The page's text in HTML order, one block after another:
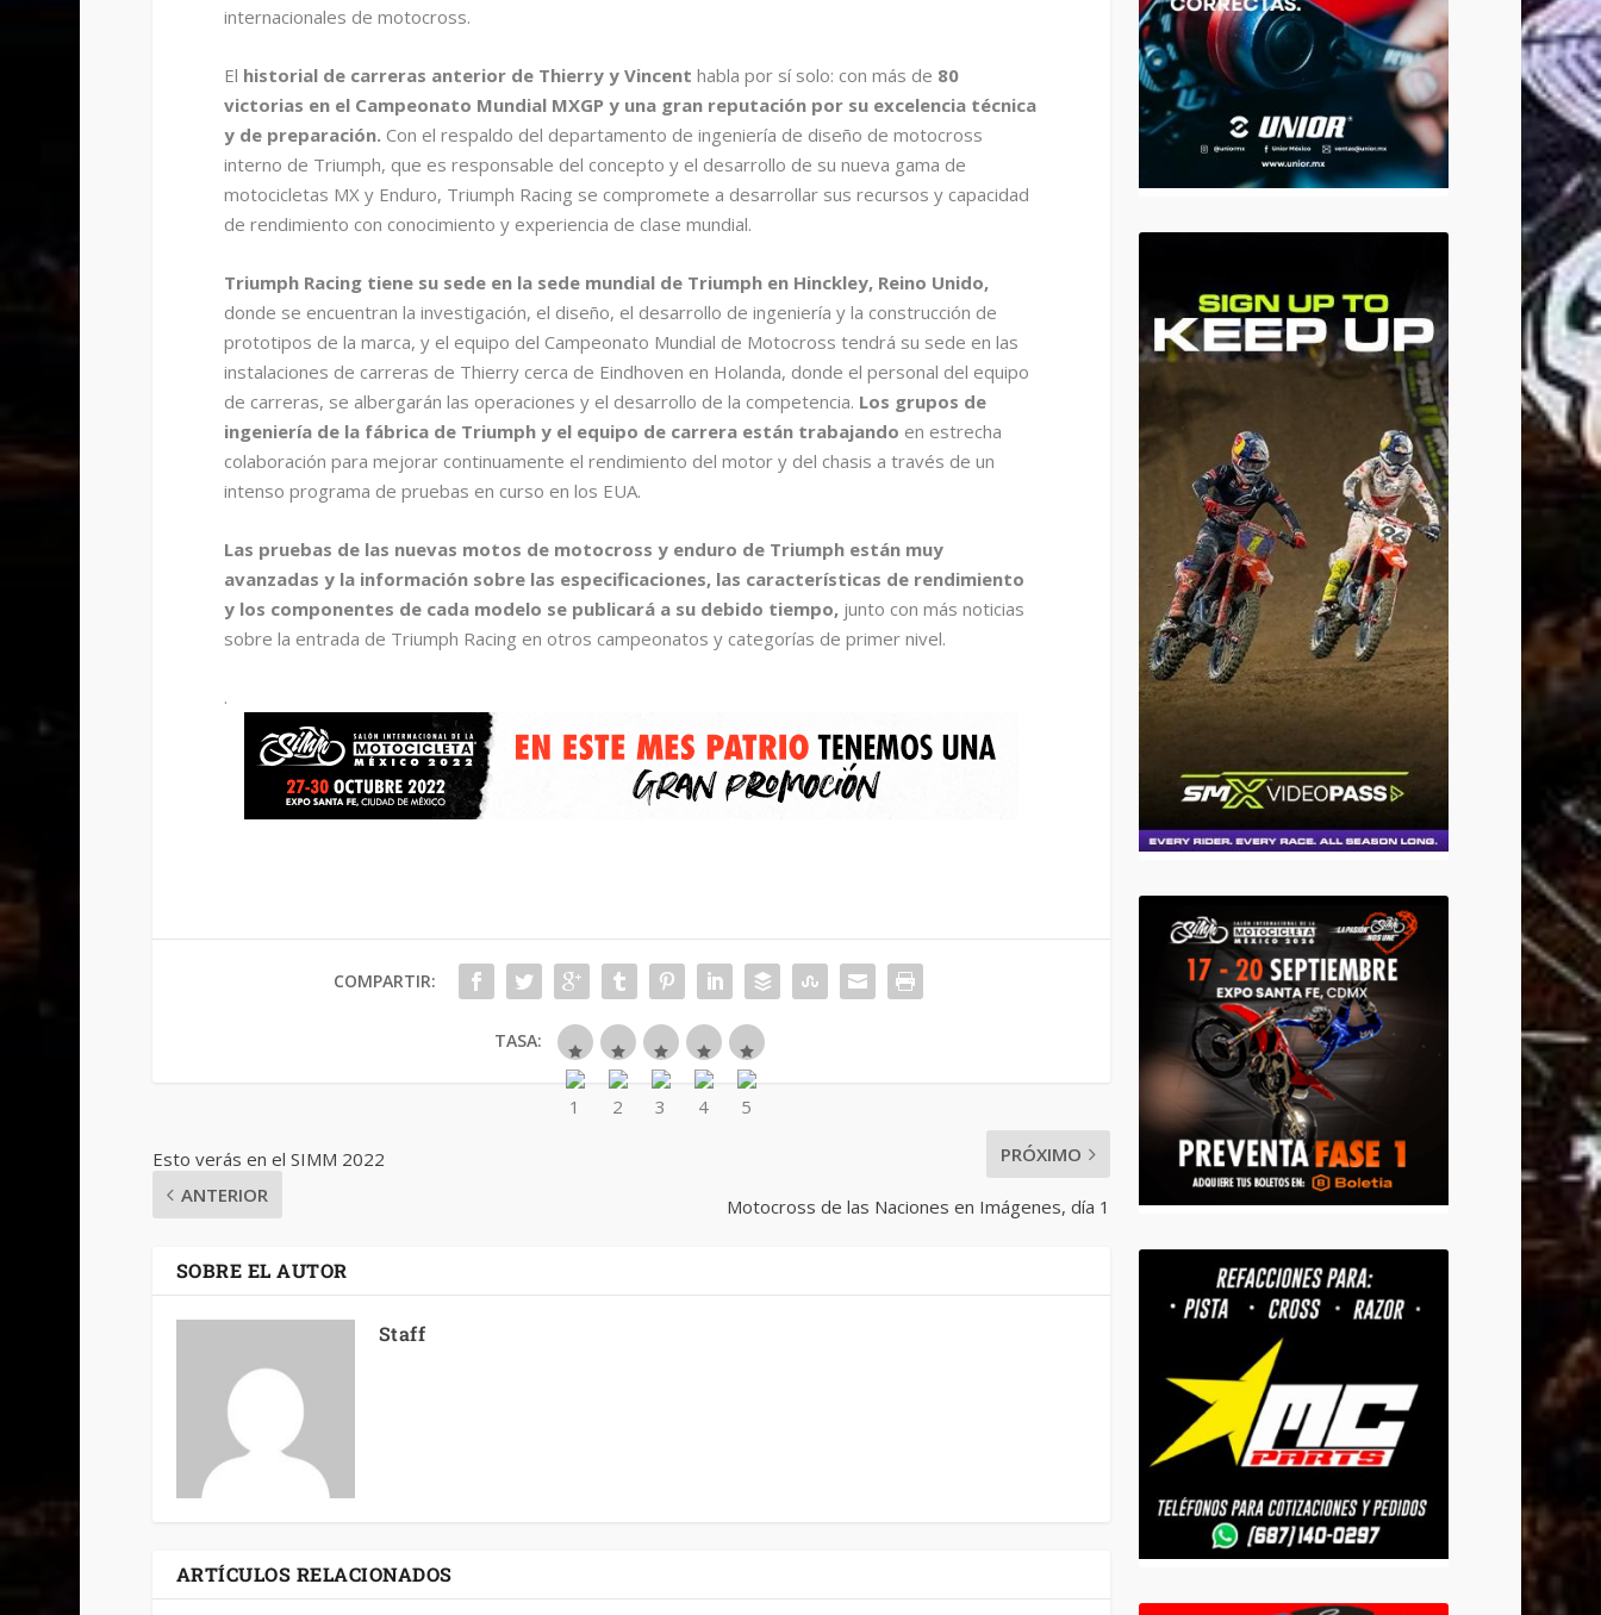
internacionales de motocross.
El historial de carreras anterior de Thierry y Vincent habla por sí solo: con más de 80
victorias en el Campeonato Mundial MXGP y una gran reputación por su excelencia técnica
y de preparación. Con el respaldo del departamento de ingeniería de diseño de motocross
interno de Triumph, que es responsable del concepto y el desarrollo de su nueva gama de
motocicletas MX y Enduro, Triumph Racing se compromete a desarrollar sus recursos y capacidad
de rendimiento con conocimiento y experiencia de clase mundial.
Triumph Racing tiene su sede en la sede mundial de Triumph en Hinckley, Reino Unido,
donde se encuentran la investigación, el diseño, el desarrollo de ingeniería y la construcción de
prototipos de la marca, y el equipo del Campeonato Mundial de Motocross tendrá su sede en las
instalaciones de carreras de Thierry cerca de Eindhoven en Holanda, donde el personal del equipo
de carreras, se albergarán las operaciones y el desarrollo de la competencia. Los grupos de
ingeniería de la fábrica de Triumph y el equipo de carrera están trabajando en estrecha
colaboración para mejorar continuamente el rendimiento del motor y del chasis a través de un
intenso programa de pruebas en curso en los EUA.
Las pruebas de las nuevas motos de motocross y enduro de Triumph están muy
avanzadas y la información sobre las especificaciones, las características de rendimiento
y los componentes de cada modelo se publicará a su debido tiempo,junto con más noticias
sobre la entrada de Triumph Racing en otros campeonatos y categorías de primer nivel.
.
COMPARTIR:
TASA:
Esto verás en el SIMM 2022
ANTERIOR
PRÓXIMO
Motocross de las Naciones en Imágenes, día 1
SOBRE EL AUTOR
Staff
ARTÍCULOS RELACIONADOS